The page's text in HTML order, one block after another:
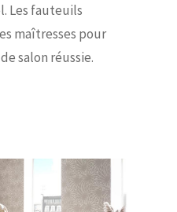
Les fauteuils
maîtresses pour
salon réussie.